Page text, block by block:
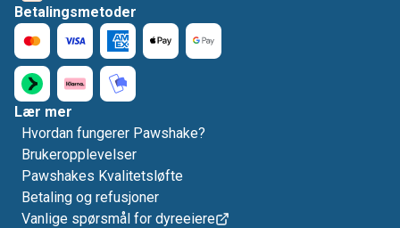
Betalingsmetoder
Lær mer
Hvordan fungerer Pawshake?
Brukeropplevelser
Pawshakes Kvalitetsløfte
Betaling og refusjoner
Vanlige spørsmål for dyreeiere